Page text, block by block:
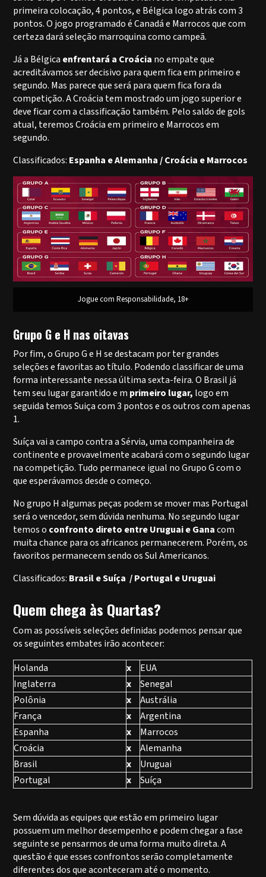
primeira colocação, 4 pontos, e Bélgica logo atrás com 3
pontos. O jogo programado é Canadá e Marrocos que com
certeza dará seleção marroquina como campeã.
Já a Bélgica enfrentará a Croácia no empate que
acreditávamos ser decisivo para quem fica em primeiro e
segundo. Mas parece que será para quem fica fora da
competição. A Croácia tem mostrado um jogo superior e
deve ficar com a classificação também. Pelo saldo de gols
atual, teremos Croácia em primeiro e Marrocos em
segundo.
Classificados: Espanha e Alemanha / Croácia e Marrocos
Jogue com Responsabilidade, 18+
Grupo G e H nas oitavas
Por fim, o Grupo G e H se destacam por ter grandes
seleções e favoritas ao título. Podendo classificar de uma
forma interessante nessa última sexta-feira. O Brasil já
tem seu lugar garantido e m primeiro lugar, logo em
seguida temos Suiça com 3 pontos e os outros com apenas
1.
Suíça vai a campo contra a Sérvia, uma companheira de
continente e provavelmente acabará com o segundo lugar
na competição. Tudo permanece igual no Grupo G com o
que esperávamos desde o começo.
No grupo H algumas peças podem se mover mas Portugal
será o vencedor, sem dúvida nenhuma. No segundo lugar
temos o confronto direto entre Uruguai e Ganacom
muita chance para os africanos permanecerem. Porém, os
favoritos permanecem sendo os Sul Americanos.
Classificados: Brasil e Suíça / Portugal e Uruguai
Quem chega às Quartas?
Com as possíveis seleções definidas podemos pensar que
os seguintes embates irão acontecer:
Holanda
x
EUA
Inglaterra
x
Senegal
Polônia
x
Austrália
França
x
Argentina
Espanha
x
Marrocos
Croácia
x
Alemanha
Brasil
x
Uruguai
Portugal
x Suíça
Sem dúvida as equipes que estão em primeiro lugar
possuem um melhor desempenho e podem chegar a fase
seguinte se pensarmos de uma forma muito direta. A
questão é que esses confrontos serão completamente
diferentes dos que aconteceram até o momento.